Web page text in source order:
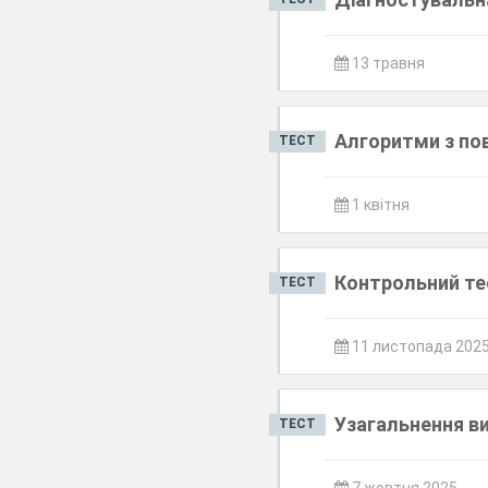
13 травня
ТЕСТ Алгоритми з
1 квітня
ТЕСТ Контрольний
11 листопада
ТЕСТ Узагальнення